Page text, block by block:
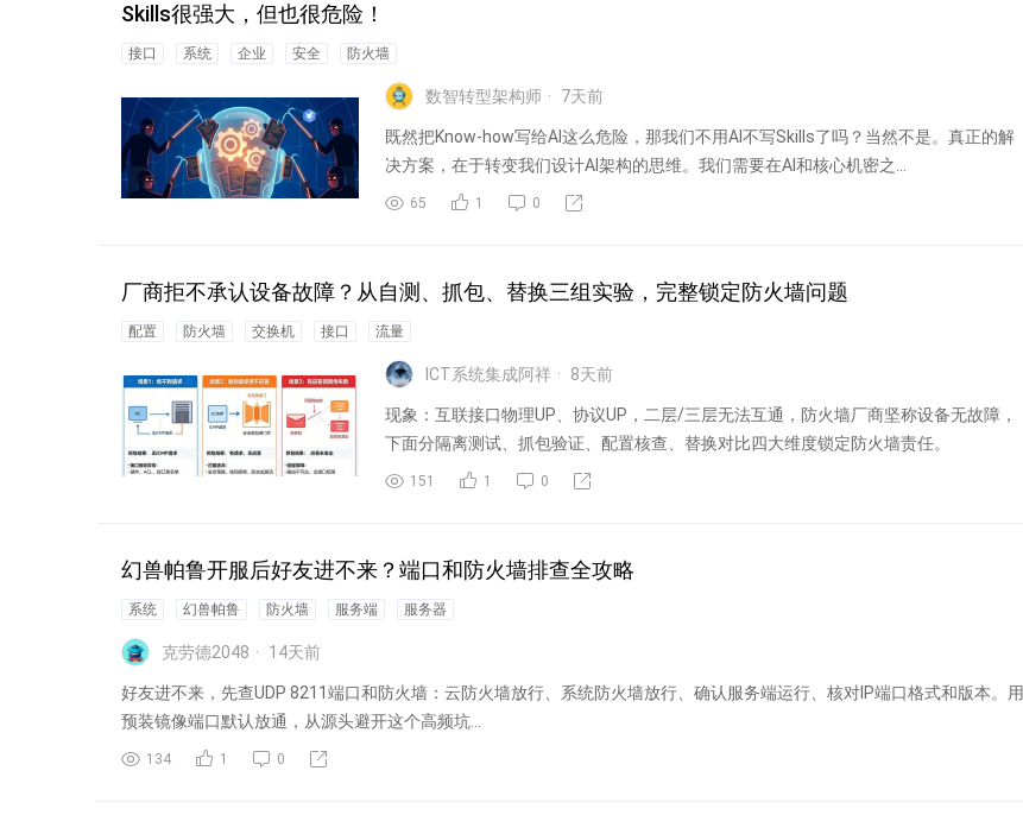
Skills很强大，但也很危险！
接口 系统 企业 安全 防火墙
数智转型架构师 7天前
既然把Know-how写给AI这么危险，那我们不用AI不写Skills了吗？当然不是。真正的解
决方案，在于转变我们设计AI架构的思维。我们需要在AI和核心机密之...
65 1 0
厂商拒不承认设备故障？从自测、抓包、替换三组实验，完整锁定防火墙问题
配置 防火墙 交换机 接口 流量
ICT系统集成阿祥 8天前
现象：互联接口物理UP、协议UP，二层/三层无法互通，防火墙厂商坚称设备无故障，
下面分隔离测试、抓包验证、配置核查、替换对比四大维度锁定防火墙责任。
151 1 0
幻兽帕鲁开服后好友进不来？端口和防火墙排查全攻略
系统 幻兽帕鲁 防火墙 服务端 服务器
克劳德2048 14天前
好友进不来，先查UDP 8211端口和防火墙：云防火墙放行、系统防火墙放行、确认服务端运行、核对IP端口格式和版本。用
预装镜像端口默认放通，从源头避开这个高频坑...
134 1 0